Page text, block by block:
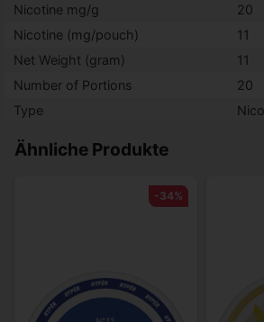
Ähnliche Produkte
-34%
Nicotine mg/g
20
Nicotine (mg/pouch)
11
Net Weight (gram)
11
Number of Portions
20
Type